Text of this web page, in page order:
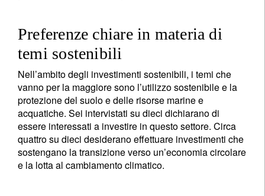
Preferenze chiare in materia di
temi sostenibili
Nell’ambito degli investimenti sostenibili, i temi che
vanno per la maggiore sono l’utilizzo sostenibile e la
protezione del suolo e delle risorse marine e
acquatiche. Sei intervistati su dieci dichiarano di
essere interessati a investire in questo settore. Circa
quattro su dieci desiderano effettuare investimenti che
sostengano la transizione verso un’economia circolare
e la lotta al cambiamento climatico.